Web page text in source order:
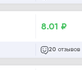
8.01 ₽
20 отзывов